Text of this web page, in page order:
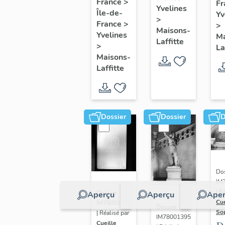
Île-de-
France >
Yvelines
>
Maisons-
Laffitte
marines
Yvelines
>
Maisons-
Laffitte
>
Dossier
Aperçu
Dossier
| Réalisé par
Cueille
Dossier
Aperçu
IM78001395
|